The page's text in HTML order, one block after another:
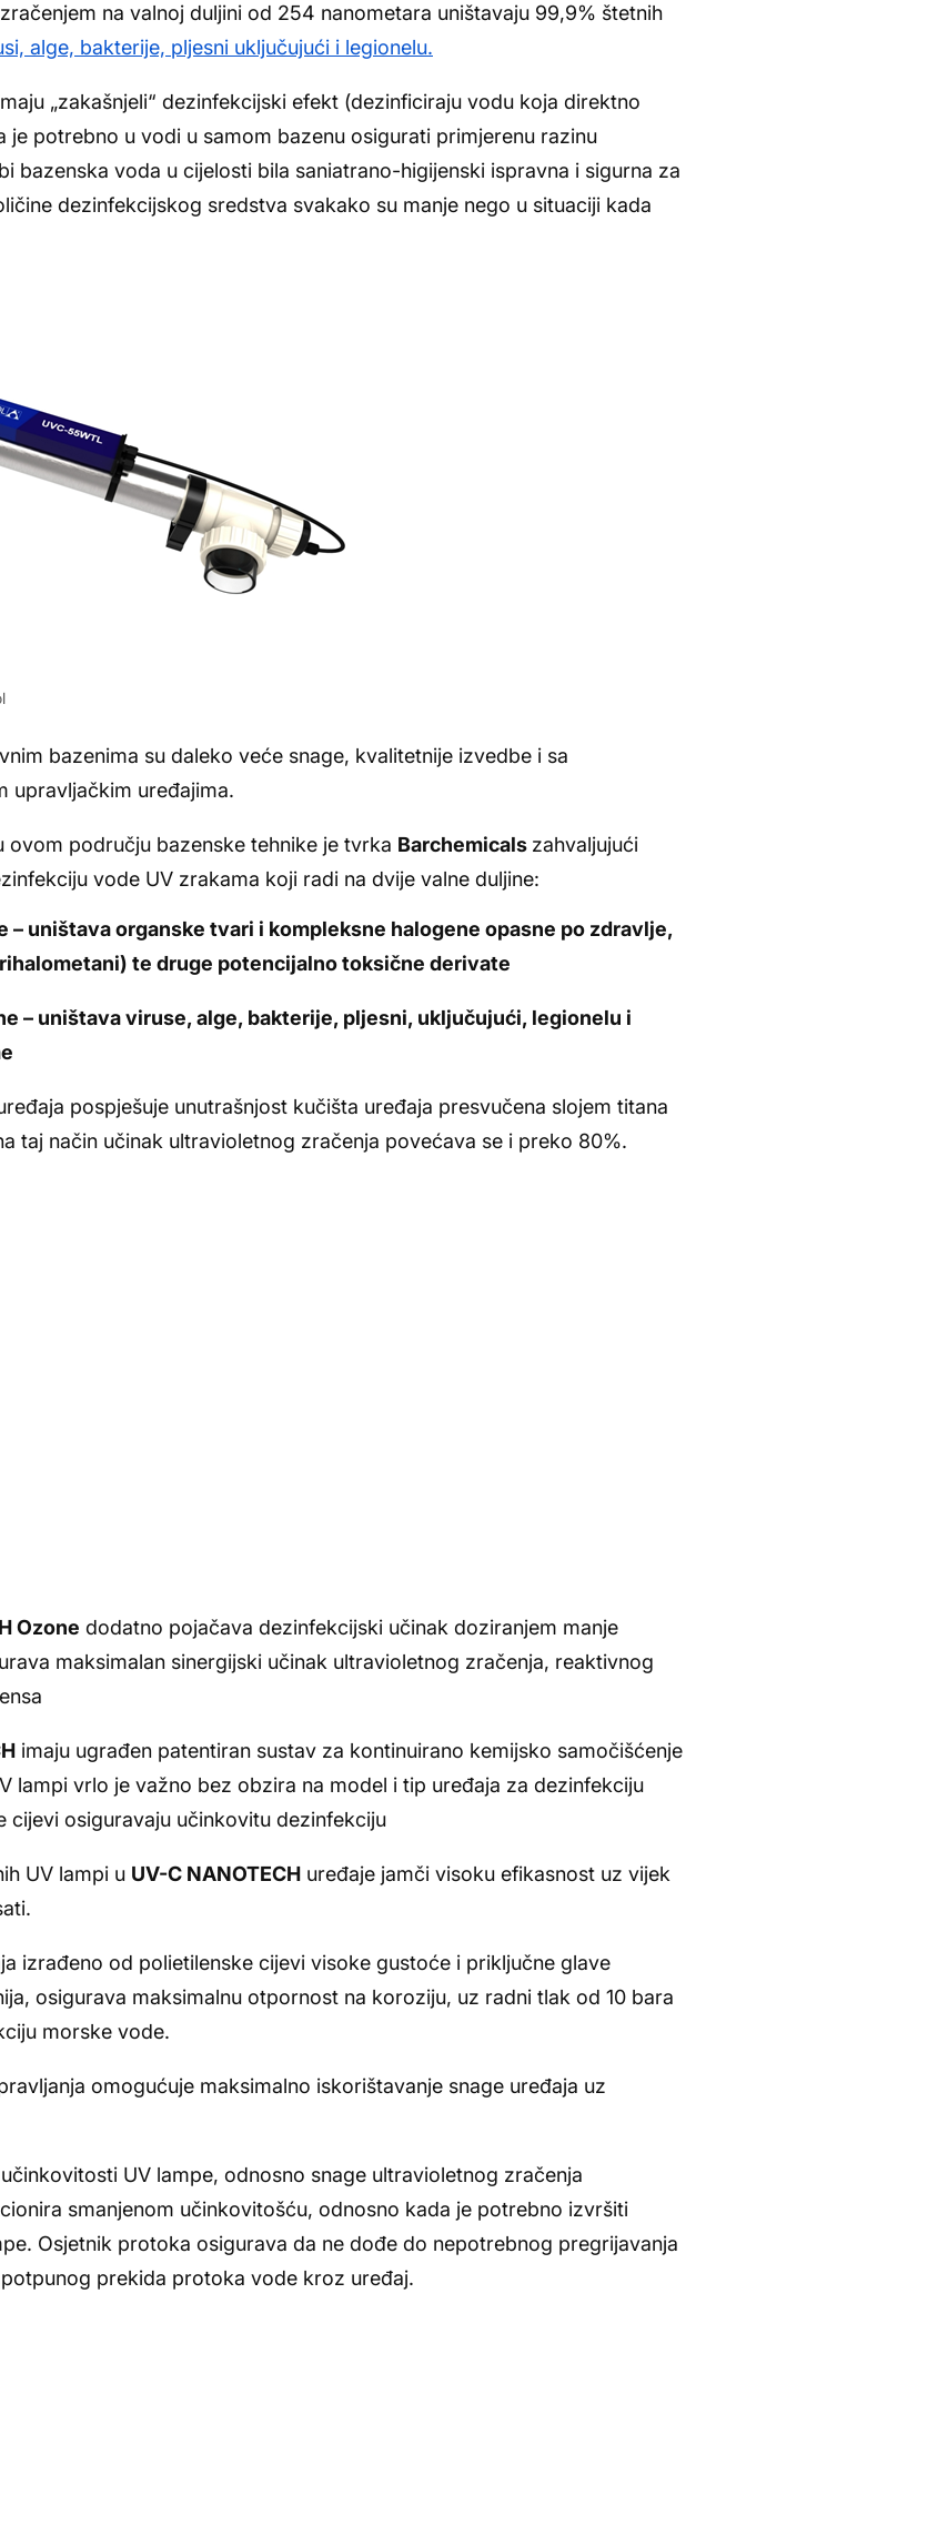
na valnoj duljini od 254 nanometara uništavaju 99,9% štetnih
alge, bakterije, pljesni uključujući i legionelu.
„zakašnjeli“ dezinfekcijski efekt (dezinficiraju vodu koja direktno
potrebno u vodi u samom bazenu osigurati primjerenu razinu
bazenska voda u cijelosti bila saniatrano-higijenski ispravna i sigurna za
dezinfekcijskog sredstva svakako su manje nego u situaciji kada
bazenima su daleko veće snage, kvalitetnije izvedbe i sa
upravljačkim uređajima.
području bazenske tehnike je tvrka Barchemicals zahvaljujući
vode UV zrakama koji radi na dvije valne duljine:
– uništava organske tvari i kompleksne halogene opasne po zdravlje,
te druge potencijalno toksične derivate
– uništava viruse, alge, bakterije, pljesni, uključujući, legionelu i
pospješuje unutrašnjost kučišta uređaja presvučena slojem titana
taj način učinak ultravioletnog zračenja povećava se i preko 80%.
Ozone dodatno pojačava dezinfekcijski učinak doziranjem manje
maksimalan sinergijski učinak ultravioletnog zračenja, reaktivnog
imaju ugrađen patentiran sustav za kontinuirano kemijsko samočišćenje
lampi vrlo je važno bez obzira na model i tip uređaja za dezinfekciju
cijevi osiguravaju učinkovitu dezinfekciju
UV lampi u UV-C NANOTECH uređaje jamči visoku efikasnost uz vijek
izrađeno od polietilenske cijevi visoke gustoće i priključne glave
osigurava maksimalnu otpornost na koroziju, uz radni tlak od 10 bara
morske vode.
omogućuje maksimalno iskorištavanje snage uređaja uz
UV lampe, odnosno snage ultravioletnog zračenja
smanjenom učinkovitošću, odnosno kada je potrebno izvršiti
Osjetnik protoka osigurava da ne dođe do nepotrebnog pregrijavanja
prekida protoka vode kroz uređaj.